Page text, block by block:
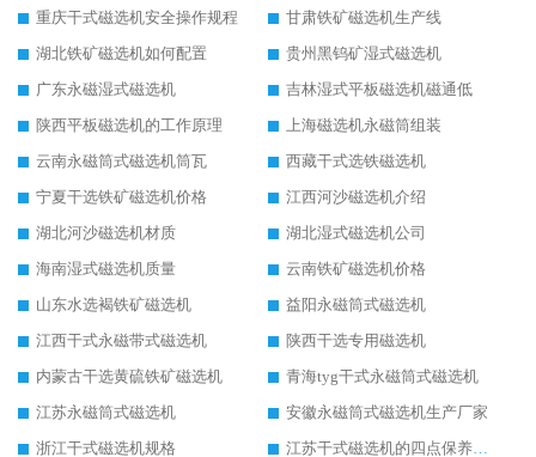
重庆干式磁选机安全操作规程
甘肃铁矿磁选机生产线
湖北铁矿磁选机如何配置
贵州黑钨矿湿式磁选机
广东永磁湿式磁选机
吉林湿式平板磁选机磁通低
陕西平板磁选机的工作原理
上海磁选机永磁筒组装
云南永磁筒式磁选机筒瓦
西藏干式选铁磁选机
宁夏干选铁矿磁选机价格
江西河沙磁选机介绍
湖北河沙磁选机材质
湖北湿式磁选机公司
海南湿式磁选机质量
云南铁矿磁选机价格
山东水选褐铁矿磁选机
益阳永磁筒式磁选机
江西干式永磁带式磁选机
陕西干选专用磁选机
内蒙古干选黄硫铁矿磁选机
青海tyg干式永磁筒式磁选机
江苏永磁筒式磁选机
安徽永磁筒式磁选机生产厂家
浙江干式磁选机规格
江苏干式磁选机的四点保养秘籍